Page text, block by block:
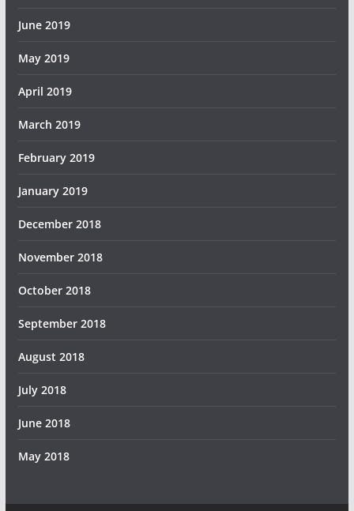
June 2019
May 2019
April 2019
March 2019
February 2019
January 2019
December 2018
November 2018
October 2018
September 2018
August 2018
July 2018
June 2018
May 2018